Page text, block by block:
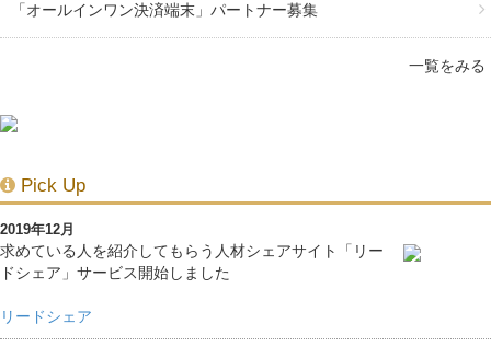
「オールインワン決済端末」パートナー募集
一覧をみる
Pick Up
2019年12月
求めている人を紹介してもらう人材シェアサイト「リー
ドシェア」サービス開始しました
リードシェア